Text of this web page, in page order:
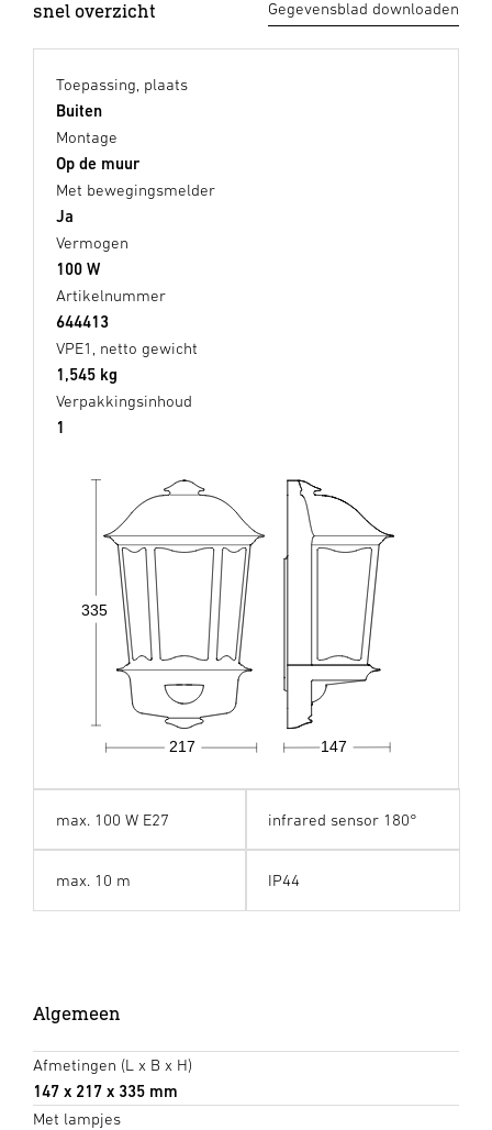
snel overzicht Gegevensblad downloaden
Toepassing, plaats
Buiten
Montage
Op de muur
Met bewegingsmelder
Ja
Vermogen
100 W
Artikelnummer
644413
VPE1, netto gewicht
1,545 kg
Verpakkingsinhoud
1
147
217
335
max. 100 W E27 infrared sensor 180°
max. 10 m IP44
Algemeen
Afmetingen (L x B x H)
147 x 217 x 335 mm
Met lampjes